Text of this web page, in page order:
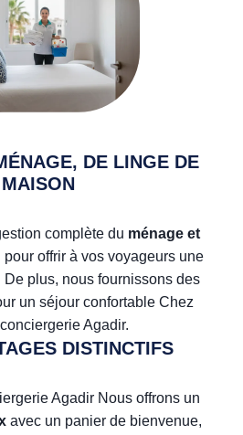
DE LINGE DE
MAISON
complète du ménage et
offrir à vos voyageurs une
plus, nous fournissons des
un séjour confortable Chez
Agadir.
DISTINCTIFS
Agadir Nous offrons un
avec un panier de bienvenue,